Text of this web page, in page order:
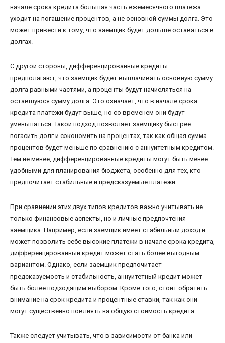
начале срока кредита большая часть ежемесячного платежа
уходит на погашение процентов, а не основной суммы долга. Это
может привести к тому, что заемщик будет дольше оставаться в
долгах.
С другой стороны, дифференцированные кредиты
предполагают, что заемщик будет выплачивать основную сумму
долга равными частями, а проценты будут начисляться на
оставшуюся сумму долга. Это означает, что в начале срока
кредита платежи будут выше, но со временем они будут
уменьшаться. Такой подход позволяет заемщику быстрее
погасить долг и сэкономить на процентах, так как общая сумма
процентов будет меньше по сравнению с аннуитетным кредитом.
Тем не менее, дифференцированные кредиты могут быть менее
удобными для планирования бюджета, особенно для тех, кто
предпочитает стабильные и предсказуемые платежи.
При сравнении этих двух типов кредитов важно учитывать не
только финансовые аспекты, но и личные предпочтения
заемщика. Например, если заемщик имеет стабильный доход и
может позволить себе высокие платежи в начале срока кредита,
дифференцированный кредит может стать более выгодным
вариантом. Однако, если заемщик предпочитает
предсказуемость и стабильность, аннуитетный кредит может
быть более подходящим выбором. Кроме того, стоит обратить
внимание на срок кредита и процентные ставки, так как они
могут существенно повлиять на общую стоимость кредита.
Также следует учитывать, что в зависимости от банка или